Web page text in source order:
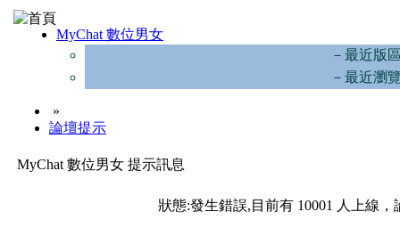
MyChat 數位男女
－最近版
－最近瀏
»
論壇提示
MyChat 數位男女 提示訊息
狀態:發生錯誤,目前有 10001 人上線